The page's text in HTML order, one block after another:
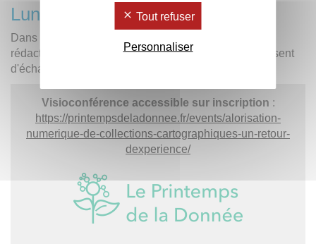
Lundi 5 mai (10h30-11h45)
Dans le cadre du
rédacteurs de cette séquence d'auto-formation proposent
d'échanger sur leur retour d'expérience en direct.
Visioconférence accessible sur inscription :
https://printempsdeladonnee.fr/events/alorisation-
numerique-de-collections-cartographiques-un-retour-
dexperience/
Tout refuser
Personnaliser